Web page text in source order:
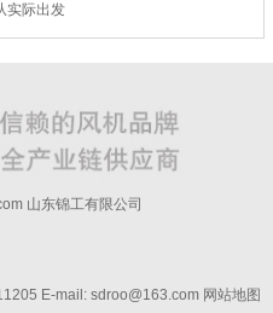
实际出发
山东锦工有限公司
E-mail: sdroo@163.com 网站地图